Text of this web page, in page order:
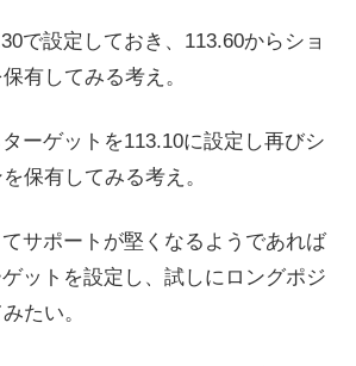
で設定しておき、113.60からショ
有してみる考え。
ーゲットを113.10に設定し再びシ
保有してみる考え。
サポートが堅くなるようであれば
ットを設定し、試しにロングポジ
たい。